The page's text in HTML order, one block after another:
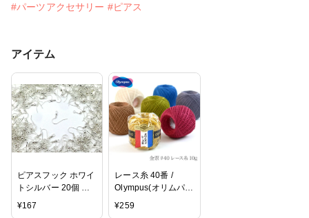
#パーツアクセサリー #ピアス
アイテム
ピアスフック ホワイ
トシルバー 20個 ア
クセサリーパーツ 材
¥167
レース糸 40番 /
Olympus(オリムパ
ス) 金票 #40レース
¥259